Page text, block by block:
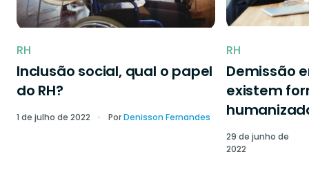
RH
Inclusão social, qual o papel
do RH?
1 de julho de 2022 PorDenisson Fernandes
RH
Demissão
existem
29 de junho de
2022